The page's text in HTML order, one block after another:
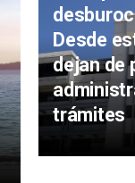
Desde
dejan de
trámites